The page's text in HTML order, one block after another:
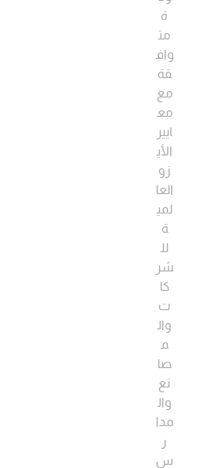
ة
مت
واف
قة
مع
مع
ايير
الأي
زو
العا
لمي
ة
لل
شر
كا
ت
وال
م
صا
نع
وال
مدا
ر
س